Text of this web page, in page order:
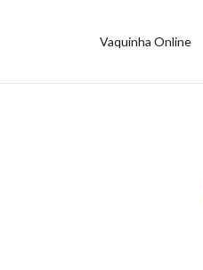
Vaquinha Online